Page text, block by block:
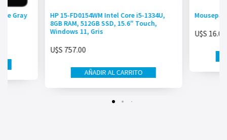
Gray
HP 15-FD0154WM Intel Core i5-1334U,
8GB RAM, 512GB SSD, 15.6″ Touch,
Windows 11, Gris
U$S 757.00
AÑADIR AL CARRITO
Mousepad
U$S 16.00